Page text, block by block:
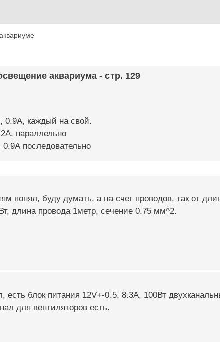
аквариума - стр. 129
0.9А, каждый на свой.
параллельно
последовательно
понял, буду думать, а на счет проводов, так от
длина провода 1метр, сечение 0.75 мм^2.
есть блок питания 12V+-0.5, 8.3А, 100Вт
для вентиляторов есть.